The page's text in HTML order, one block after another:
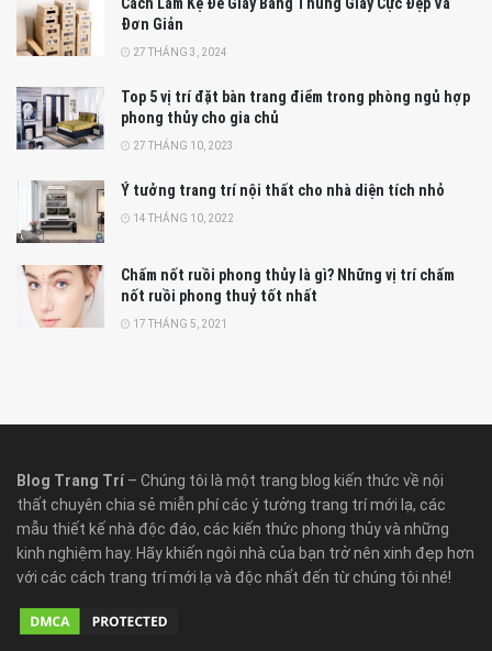
Đơn Giản
27 THÁNG 3, 2024
Top 5 vị trí đặt bàn trang điểm trong phòng ngủ hợp
phong thủy cho gia chủ
27 THÁNG 10, 2023
Ý tưởng trang trí nội thất cho nhà diện tích nhỏ
14 THÁNG 10, 2022
Chấm nốt ruồi phong thủy là gì? Những vị trí chấm
nốt ruồi phong thuỷ tốt nhất
17 THÁNG 5, 2021
Blog Trang Trí – Chúng tôi là một trang blog kiến thức về nội
thất chuyên chia sẻ miễn phí các ý tưởng trang trí mới lạ, các
mẫu thiết kế nhà độc đáo, các kiến thức phong thủy và những
kinh nghiệm hay. Hãy khiến ngôi nhà của bạn trở nên xinh đẹp hơn
với các cách trang trí mới lạ và độc nhất đến từ chúng tôi nhé!